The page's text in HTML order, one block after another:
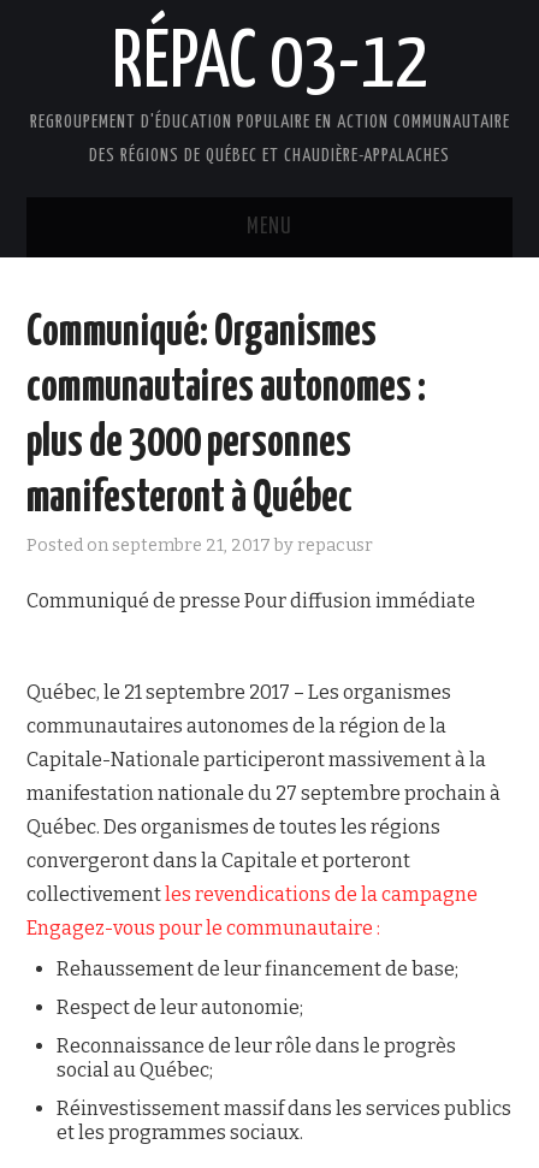
RÉPAC 03-12
REGROUPEMENT D'ÉDUCATION POPULAIRE EN ACTION COMMUNAUTAIRE
DES RÉGIONS DE QUÉBEC ET CHAUDIÈRE-APPALACHES
MENU
PRÉSENTATION
DOCUMENTS
FAIRE UN DON !
NOUS JOINDRE
Communiqué: Organismes
communautaires autonomes :
plus de 3000 personnes
manifesteront à Québec
Posted on septembre 21, 2017 byrepacusr
Communiqué de presse Pour diffusion immédiate
Québec, le 21 septembre 2017 – Les organismes
communautaires autonomes de la région de la
Capitale-Nationale participeront massivement à la
manifestation nationale du 27 septembre prochain à
Québec. Des organismes de toutes les régions
convergeront dans la Capitale et porteront
collectivementles revendications de la campagne
Engagez-vous pour le communautaire :
Rehaussement de leur financement de base;
Respect de leur autonomie;
Reconnaissance de leur rôle dans le progrès
social au Québec;
Réinvestissement massif dans les services publics
et les programmes sociaux.